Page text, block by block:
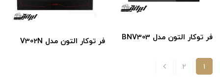
فر توکار التون مدل BNV303 فر توکار التون مدل V302N
1
2